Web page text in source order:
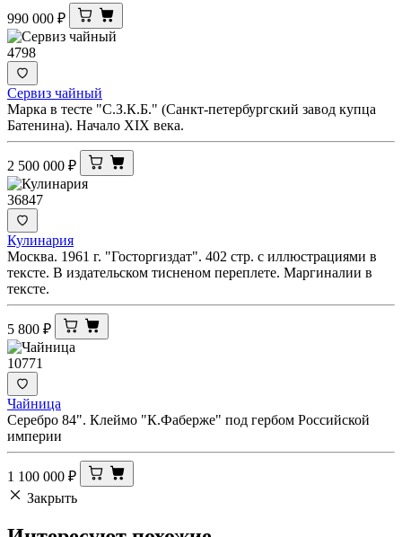
990 000 ₽
4798
Сервиз чайный
Марка в тесте "С.З.К.Б." (Санкт-петербургский завод купца
Батенина). Начало XIX века.
2 500 000 ₽
36847
Кулинария
Москва. 1961 г. "Госторгиздат". 402 стр. с иллюстрациями в
тексте. В издательском тисненом переплете. Маргиналии в
тексте.
5 800 ₽
10771
Чайница
Серебро 84". Клеймо "К.Фаберже" под гербом Российской
империи
1 100 000 ₽
Закрыть